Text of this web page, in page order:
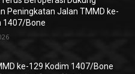
Peningkatan Jalan TMMD ke-
1407/Bone
ke-129 Kodim 1407/Bone